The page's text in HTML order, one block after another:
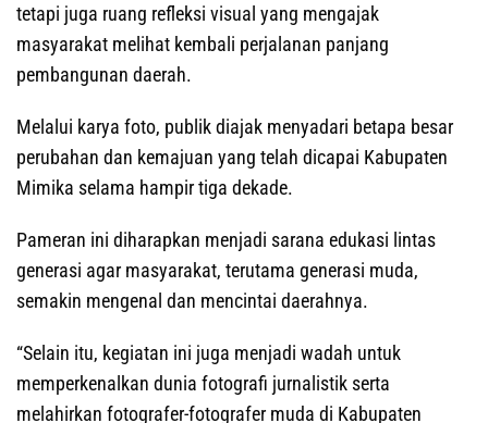
tetapi juga ruang refleksi visual yang mengajak
masyarakat melihat kembali perjalanan panjang
pembangunan daerah.
Melalui karya foto, publik diajak menyadari betapa besar
perubahan dan kemajuan yang telah dicapai Kabupaten
Mimika selama hampir tiga dekade.
Pameran ini diharapkan menjadi sarana edukasi lintas
generasi agar masyarakat, terutama generasi muda,
semakin mengenal dan mencintai daerahnya.
“Selain itu, kegiatan ini juga menjadi wadah untuk
memperkenalkan dunia fotografi jurnalistik serta
melahirkan fotografer-fotografer muda di Kabupaten